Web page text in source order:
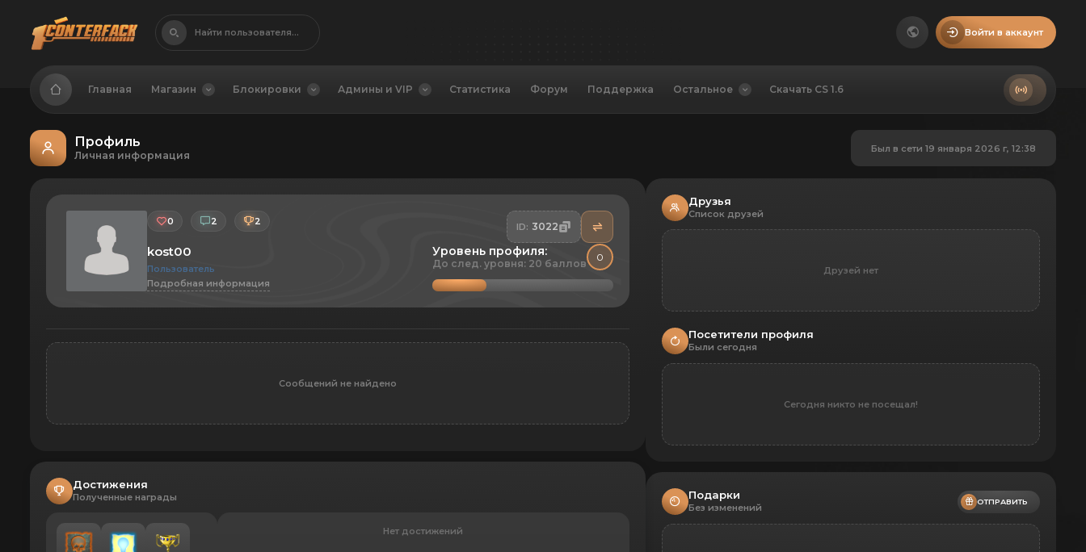
Найти пользователя... Войти в аккаунт
Главная Магазин Блокировки Админы и VIP Статистика Форум Поддержка Остальное Скачать CS 1.6
Профиль
Личная информация
Был в сети 19 января 2026 г, 12:38
0 2 2
kost00
Пользователь
Подробная информация
ID: 3022
0
Уровень профиля:
До след. уровня: 20 баллов
Сообщений не найдено
Достижения
Полученные награды
Нет достижений
Друзья
Список друзей
Друзей нет
Посетители профиля
Были сегодня
Сегодня никто не посещал!
Подарки
Без изменений
ОТПРАВИТЬ